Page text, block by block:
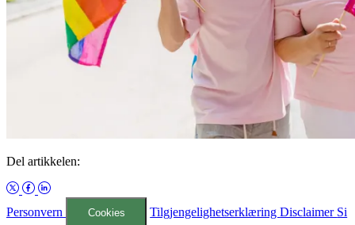
Del artikkelen:
Personvern Cookies TilgjengelighetserklæringDisclaimer Si